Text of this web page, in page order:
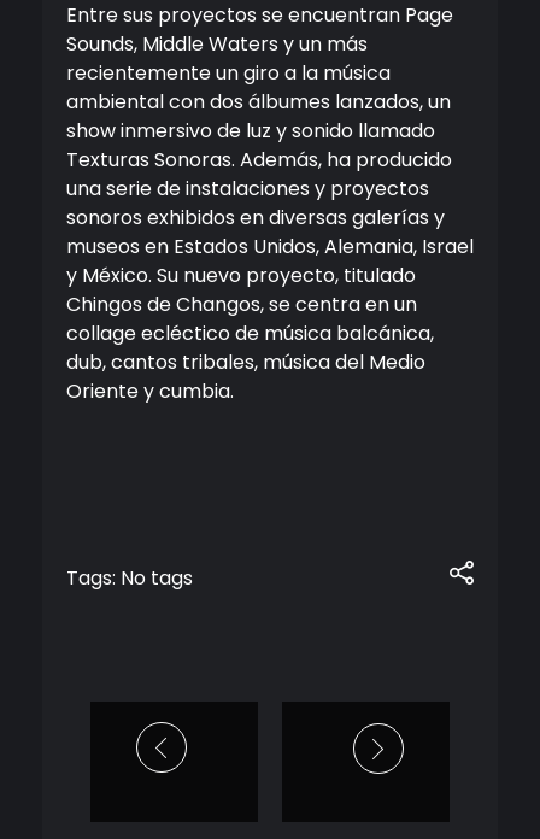
Entre sus proyectos se encuentran Page
Sounds, Middle Waters y un más
recientemente un giro a la música
ambiental con dos álbumes lanzados, un
show inmersivo de luz y sonido llamado
Texturas Sonoras. Además, ha producido
una serie de instalaciones y proyectos
sonoros exhibidos en diversas galerías y
museos en Estados Unidos, Alemania, Israel
y México. Su nuevo proyecto, titulado
Chingos de Changos, se centra en un
collage ecléctico de música balcánica,
dub, cantos tribales, música del Medio
Oriente y cumbia.
Tags: No tags